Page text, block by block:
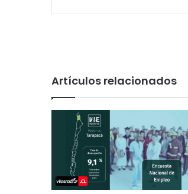
Artículos relacionados